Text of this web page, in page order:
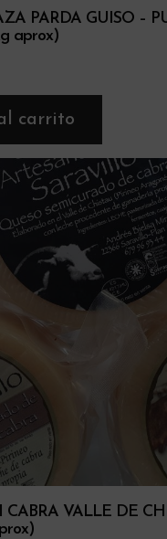
PARDA GUISO –
aprox)
carrito
CABRA VALLE DE